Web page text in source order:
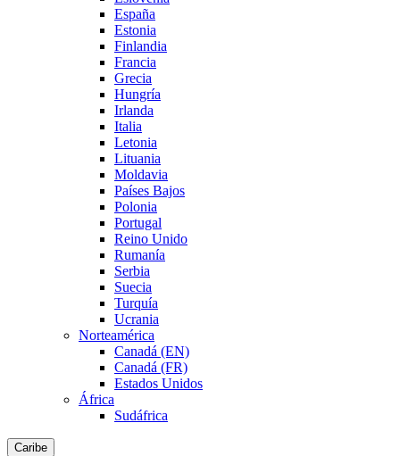
España
Estonia
Finlandia
Francia
Grecia
Hungría
Irlanda
Italia
Letonia
Lituania
Moldavia
Países Bajos
Polonia
Portugal
Reino Unido
Rumanía
Serbia
Suecia
Turquía
Ucrania
Norteamérica
Canadá (EN)
Canadá (FR)
Estados Unidos
África
Sudáfrica
Caribe